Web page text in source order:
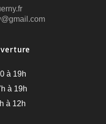
à 19h
à 19h
à 12h